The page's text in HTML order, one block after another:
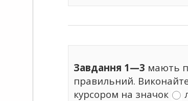
Завдання 1—3 мають
правильний.
курсором на значок